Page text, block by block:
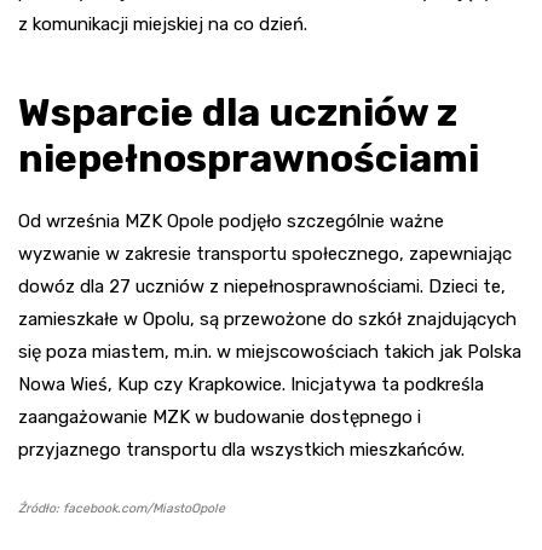
z komunikacji miejskiej na co dzień.
Wsparcie dla uczniów z
niepełnosprawnościami
Od września MZK Opole podjęło szczególnie ważne
wyzwanie w zakresie transportu społecznego, zapewniając
dowóz dla 27 uczniów z niepełnosprawnościami. Dzieci te,
zamieszkałe w Opolu, są przewożone do szkół znajdujących
się poza miastem, m.in. w miejscowościach takich jak Polska
Nowa Wieś, Kup czy Krapkowice. Inicjatywa ta podkreśla
zaangażowanie MZK w budowanie dostępnego i
przyjaznego transportu dla wszystkich mieszkańców.
Źródło: facebook.com/MiastoOpole